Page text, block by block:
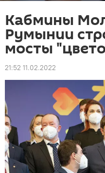
Кабмины
Румынии
мосты
21:52 11.02.2022